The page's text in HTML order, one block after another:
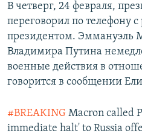
В четверг, 24 февраля,
переговорил по телефону
президентом. Эммануэль
Владимира Путина
военные действия в
говорится в сообщении
#BREAKING Macron called
immediate halt' to Russia